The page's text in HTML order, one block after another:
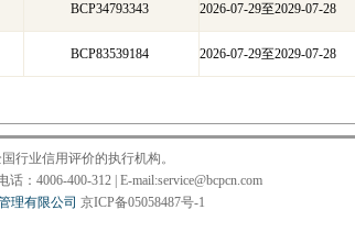
BCP34793343 2026-07-29至2029-07-28
BCP83539184 2026-07-29至2029-07-28
行业信用评价的执行机构。
话：4006-400-312 | E-mail:service@bcpcn.com
理有限公司 京ICP备05058487号-1